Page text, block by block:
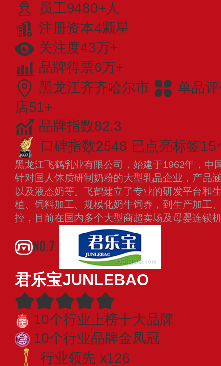
员工9480+人
注册资本4颗星
关注度43万+
品牌得票6万+
黑龙江齐齐哈尔市
单品
店51+
品牌指数82.3
口碑指数2548 已点亮标签15
黑龙江飞鹤乳业有限公司，始建于1962年，中
针对国人体质研制奶粉的大型乳品企业，产品
以及液态奶等。飞鹤建立了专业的研发平台和
植、饲料加工、规模化奶牛饲养，到生产加工
控，目前在国内多个大型商超卖场及母婴连锁
NO.7
君乐宝JUNLEBAO
10个行业上榜十大品牌
10个行业品牌金凤冠
行业领先 x126